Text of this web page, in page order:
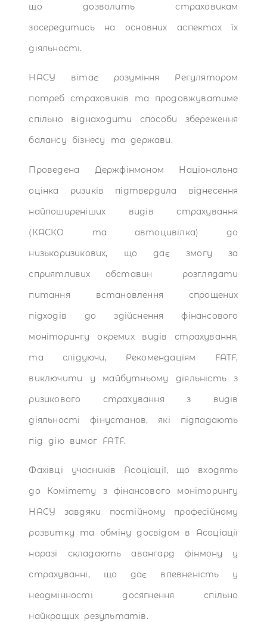
що дозволить страховикам
зосередитись на основних аспектах їх
діяльності.
НАСУ вітає розуміння Регулятором
потреб страховиків та продовжуватиме
спільно віднаходити способи збереження
балансу бізнесу та держави.
Проведена Держфінмоном Національна
оцінка ризиків підтвердила віднесення
найпоширеніших видів страхування
(КАСКО та автоцивілка) до
низькоризикових, що дає змогу за
сприятливих обставин розглядати
питання встановлення спрощених
підходів до здійснення фінансового
моніторингу окремих видів страхування,
та слідуючи, Рекомендаціям FATF,
виключити у майбутньому діяльність з
ризикового страхування з видів
діяльності фінустанов, які підпадають
під дію вимог FATF.
Фахівці учасників Асоціації, що входять
до Комітету з фінансового моніторингу
НАСУ завдяки постійному професійному
розвитку та обміну досвідом в Асоціації
наразі складають авангард фінмону у
страхуванні, що дає впевненість у
неодмінності досягнення спільно
найкращих результатів.